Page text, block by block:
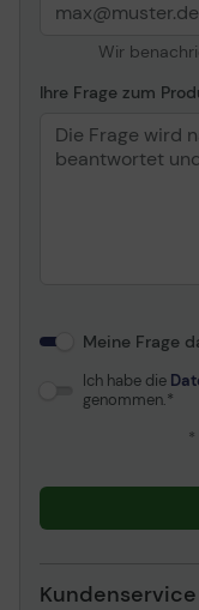
Wir
Ihre Frage zum
Meine Frage
Ich habe die
genommen.
*